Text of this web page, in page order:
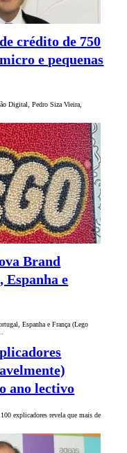
crédito de 750
e pequenas
Digital, Pedro Siza Vieira,
Brand
e
Espanha e França (Lego
ano lectivo
explicadores revela que mais de